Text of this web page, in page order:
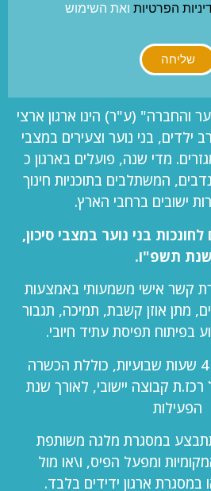
והחברה" (ע"ר) הינו ארגון ארצי
שנה בקרב ילדים, בני נוער וצעירים במצבי
מדי שנה, פועלים בארגון כ
המשתלבים בתוכניות חינוך
ישובים ברחבי הארץ.
בני נוער במצבי סיכון,
תשפ"ו.
קשר אישי משמעותי באמצעות
מתן אוזן קשבת, תמיכה, תגבור
בפיתוח תפיסת עתיד חיובי.
התנדבות בהיקף של 4 שעות שבועיות, כוללת הכשרה
רכז.ת קבוצה יישובי, לאורך שנת
הפעילות
במסגרת מלגה משותפת
ומפעל הפיס, ו\או מול
במסגרת ארגון ידידים בלבד.
הפרטיות ואת השימוש
שליחה